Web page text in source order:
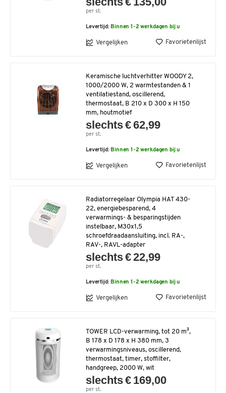
per st.
Levertijd: Binnen 1-2 werkdagen bij u
Vergelijken Favorietenlijst
Keramische luchtverhitter WOODY 2,
1000/2000 W, 2 warmtestanden & 1
ventilatiestand, oscillerend,
thermostaat, B 210 x D 300 x H 150
mm, houtmotief
slechts € 62,99
per st.
Levertijd: Binnen 1-2 werkdagen bij u
Vergelijken Favorietenlijst
Radiatorregelaar Olympia HAT 430-
22, energiebesparend, 4
verwarmings- & besparingstijden
instelbaar, M30x1,5
schroefdraadaansluiting, incl. RA-,
RAV-, RAVL-adapter
slechts € 22,99
per st.
Levertijd: Binnen 1-2 werkdagen bij u
Vergelijken Favorietenlijst
TOWER LCD-verwarming, tot 20 m³,
B 178 x D 178 x H 380 mm, 3
verwarmingsniveaus, oscillerend,
thermostaat, timer, stoffilter,
handgreep, 2000 W, wit
slechts € 169,00
per st.